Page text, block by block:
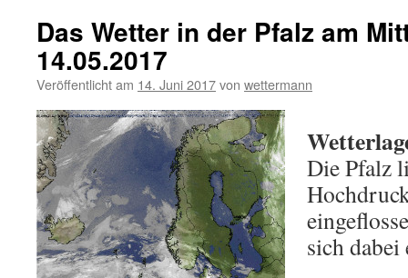
Das Wetter in der Pfalz am
14.05.2017
Veröffentlicht am 14. Juni 2017von wettermann
Die Pfalz
sich